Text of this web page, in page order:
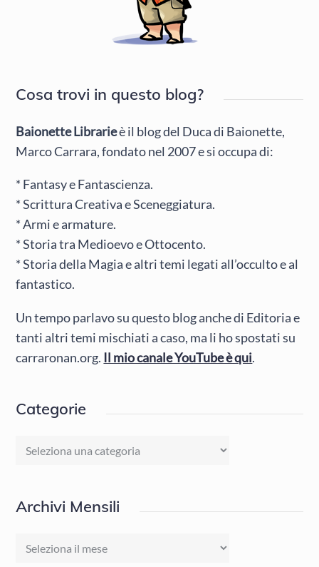
Cosa trovi in questo blog?
Baionette Librarieè il blog del Duca di Baionette,
Marco Carrara, fondato nel 2007 e si occupa di:
* Fantasy e Fantascienza.
* Scrittura Creativa e Sceneggiatura.
* Armi e armature.
* Storia tra Medioevo e Ottocento.
* Storia della Magia e altri temi legati all’occulto e al
fantastico.
Un tempo parlavo su questo blog anche di Editoria e
tanti altri temi mischiati a caso, ma li ho spostati su
carraronan.org. Il mio canale YouTube è qui.
Categorie
Categorie
Archivi Mensili
Archivi